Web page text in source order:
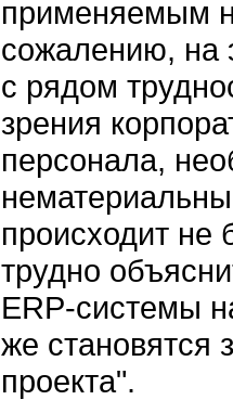
применяемым
сожалению, на
с рядом
зрения
персонала,
происходит не
трудно
ERP-системы
же становятся
проекта".